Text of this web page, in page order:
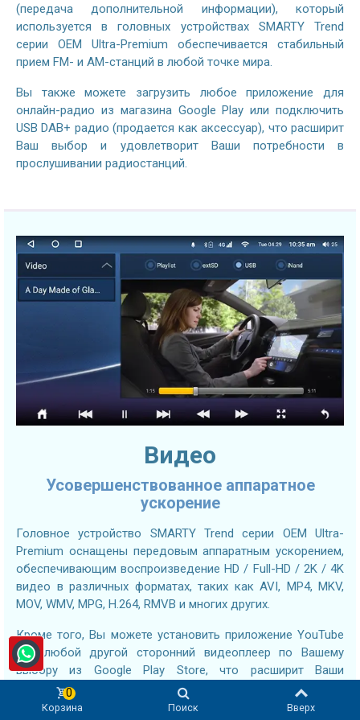
(передача дополнительной информации), который
используется в головных устройствах SMARTY Trend
серии OEM Ultra-Premium обеспечивается стабильный
прием FM- и AM-станций в любой точке мира.
Вы также можете загрузить любое приложение для
онлайн-радио из магазина Google Play или подключить
USB DAB+ радио (продается как аксессуар), что расширит
Ваш выбор и удовлетворит Ваши потребности в
прослушивании радиостанций.
Видео
Усовершенствованное аппаратное
ускорение
Головное устройство SMARTY Trend серии OEM Ultra-
Premium оснащены передовым аппаратным ускорением,
обеспечивающим воспроизведение HD / Full-HD / 2K / 4K
видео в различных форматах, таких как AVI, MP4, MKV,
MOV, WMV, MPG, H.264, RMVB и многих других.
Кроме того, Вы можете установить приложение YouTube
или любой другой сторонний видеоплеер по Вашему
выбору из Google Play Store, что расширит Ваши
возможности воспроизведения видео и обеспечит Вам
наилучшие впечатления от просмотра контента.
Корзина
0
Поиск Вверх